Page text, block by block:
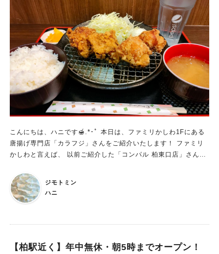
てだったので、王道の樹なり天丼セットをいただきました。 今
回の天丼の具はズッキーニ・サツマイモ・特上蒲鉾・海苔・大海
老の天ぷら。 なかなかボリュームのある天丼です。 海老天は
大振りかつ外側サックサク、中はプリプリ！ さすが天丼の主
役、食べ応えが最高です。 樹なりさんでは天丼のタレも麺つゆ
ベースで作られており、 甘味はもちろん風味も抜群です。 他
の具材もどれも美味しかったですが、特に美味しかったのがこの
海苔の天ぷら！ 海苔の天ぷらは初体験だったのですが、 海苔の
揚げてパリパリの歯ごたえ、油を吸ったコク、磯の香り、タレの
お替わりしたいくらいでした。 せいろはもちろん文句なしの美
味しさ！ ランチのせいろは思ったよりも結構なボリューム。 こ
れは満足度高そうです。 樹なりさんの蕎麦の麺はちょっと細め
ん。 食べ応えバッチリ風味バッチリ、喉越し抜群のお蕎麦。 量
が多くてもスルスル食べ続けられちゃいます。 麺つゆも美味し
い！ 樹なりさんで食事されたら、是非蕎麦湯で割って麺つゆも
くなく、とても美味しい麺つゆです。 以前お邪魔した時にあま
ました。 今回はしっかり蕎麦湯が来るまで待って、いただきま
こんにちは、ハニです🍯.*･ﾟ 本日は、ファミリかしわ1Fにある
唐揚げ専門店「カラフジ」さんをご紹介いたします！ ファミリ
かしわと言えば、 以前ご紹介した「コンパル 柏東口店」さんも
ださい！ 【柏】 〈上質空間〉コンパル 柏東口店│カフェ② 美味
しい唐揚げが食べたくなったらここ！ カラフジさんは、テイク
アウトだけでなくイートインも可能です。 どちらもたくさんの
げ"と"旨塩唐揚げ"の2種類があります。 どっちも美味しそうで
ジモトミン
ハニ
【柏駅近く】年中無休・朝5時までオープン！